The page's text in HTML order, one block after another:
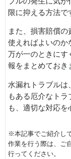
限に抑える方法で
また、損害賠償
使えればよいのか
万が一のときにす
報をまとめておき
水漏れトラブルは
もある厄介なト
も、適切な対応を
※本記事でご紹介し
作業を行う際は、ご
行ってください。